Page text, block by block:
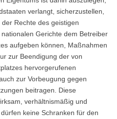
verlangt, sicherzustellen,
Rechte des geistigen
Gerichte dem Betreiber
aufgeben können, Maßnahmen
zur Beendigung der von
hervorgerufenen
zur Vorbeugung gegen
beitragen. Diese
verhältnismäßig und
keine Schranken für den